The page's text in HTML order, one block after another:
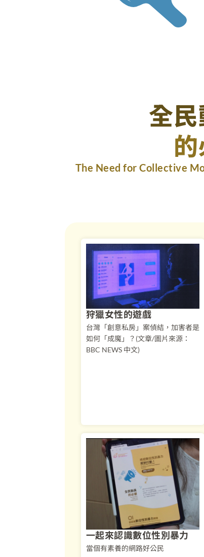
全民
The Need for Collective
狩獵女性的遊戲
台灣「創意私房」案偵結，加害者是
如何「成魔」？(文章/圖片來源：
BBC NEWS 中文)
一起來認識數位性別暴力
當個有素養的網路好公民